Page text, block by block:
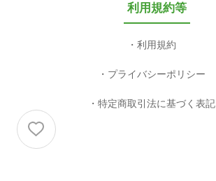
利用規約等
利用規約
プライバシーポリシー
特定商取引法に基づく表記